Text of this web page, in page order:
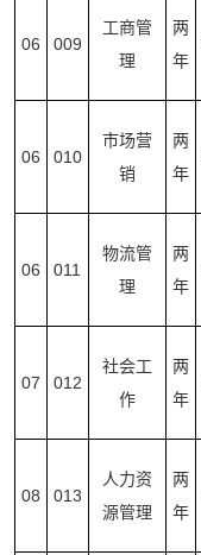
06 009
工商管
理
两
年
06 010
市场营
销
两
年
06 011
物流管
理
两
年
07 012
社会工
作
两
年
08 013
人力资
源管理
两
年